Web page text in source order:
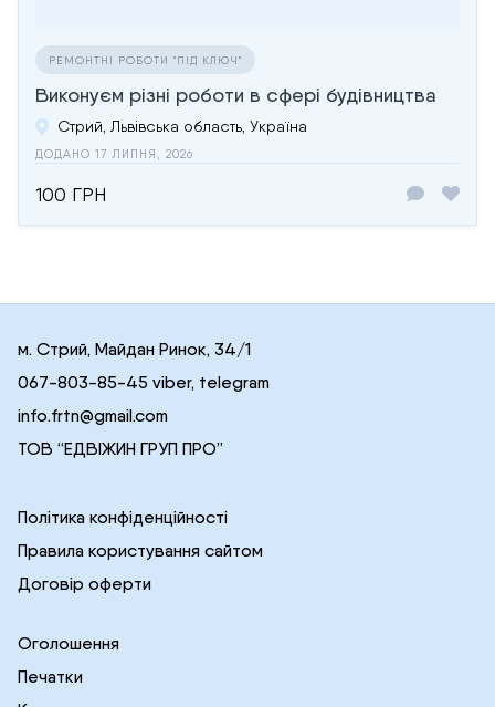
РЕМОНТНІ РОБОТИ "ПІД КЛЮЧ"
Виконуєм різні роботи в сфері будівництва
Стрий, Львівська область, Україна
ДОДАНО 17 ЛИПНЯ, 2026
100 ГРН
м. Стрий, Майдан Ринок, 34/1
067-803-85-45 viber, telegram
info.frtn@gmail.com
ТОВ “ЕДВІЖИН ГРУП ПРО”
Політика конфіденційності
Правила користування сайтом
Договір оферти
Оголошення
Печатки